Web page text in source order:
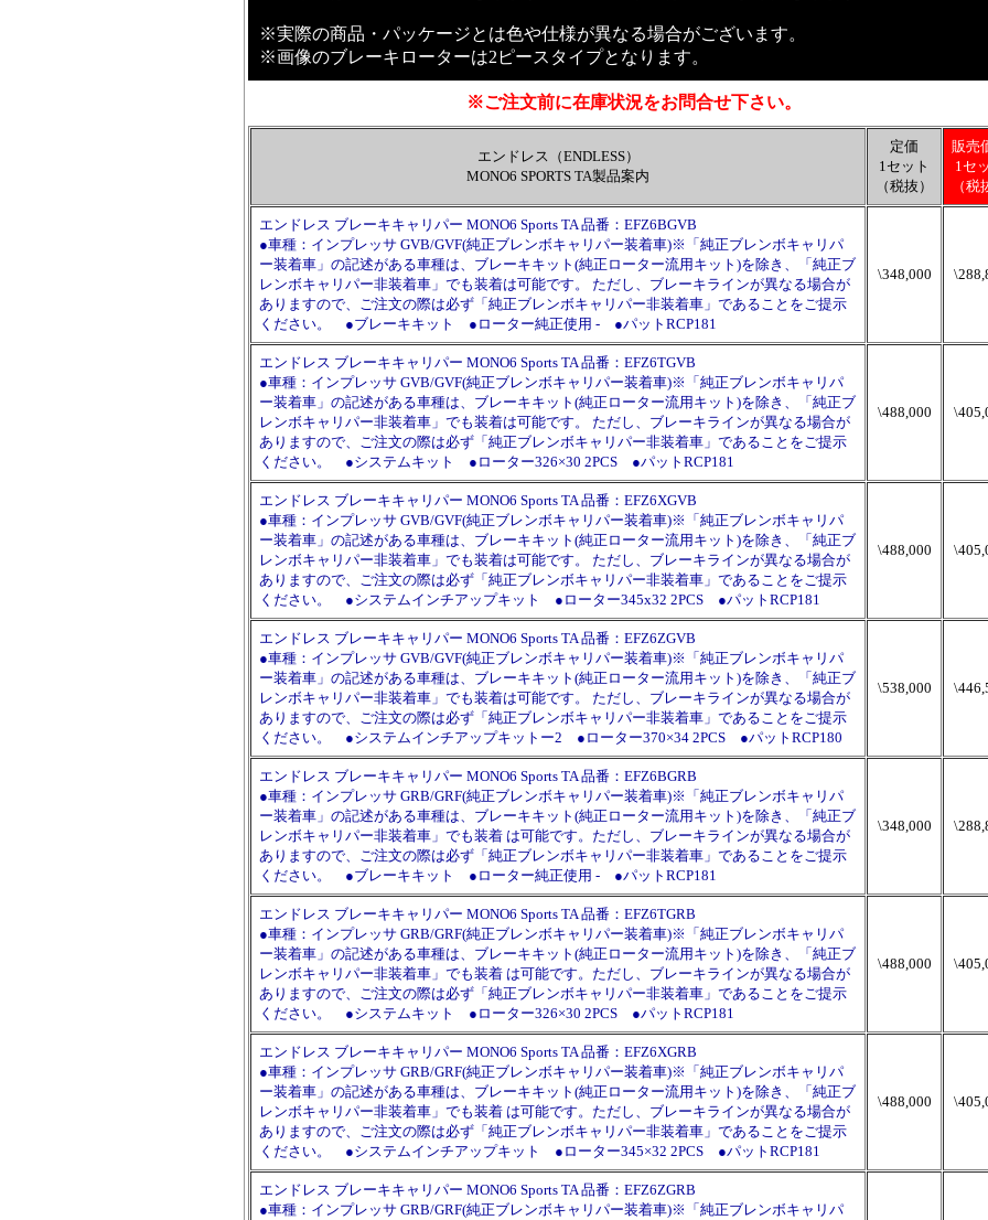
※実際の商品・パッケージとは色や仕様が異なる場合がございます。
※画像のブレーキローターは2ピースタイプとなります。
※ご注文前に在庫状況をお問合せ下さい。
エンドレス（ENDLESS）
MONO6 SPORTS TA製品案内
定価
1セット
（税抜）
販売
1セ
（税
エンドレス ブレーキキャリパー MONO6 Sports TA 品番：EFZ6BGVB
●車種：インプレッサ GVB/GVF(純正ブレンボキャリパー装着車)※「純正ブレンボキャリパ
ー装着車」の記述がある車種は、ブレーキキット(純正ローター流用キット)を除き、「純正ブ
レンボキャリパー非装着車」でも装着は可能です。 ただし、ブレーキラインが異なる場合が
ありますので、ご注文の際は必ず「純正ブレンボキャリパー非装着車」であることをご提示
ください。 ●ブレーキキット ●ローター純正使用 - ●パットRCP181
\348,000
エンドレス ブレーキキャリパー MONO6 Sports TA 品番：EFZ6TGVB
●車種：インプレッサ GVB/GVF(純正ブレンボキャリパー装着車)※「純正ブレンボキャリパ
ー装着車」の記述がある車種は、ブレーキキット(純正ローター流用キット)を除き、「純正ブ
レンボキャリパー非装着車」でも装着は可能です。 ただし、ブレーキラインが異なる場合が
ありますので、ご注文の際は必ず「純正ブレンボキャリパー非装着車」であることをご提示
ください。 ●システムキット ●ローター326×30 2PCS ●パットRCP181
\488,000
エンドレス ブレーキキャリパー MONO6 Sports TA 品番：EFZ6XGVB
●車種：インプレッサ GVB/GVF(純正ブレンボキャリパー装着車)※「純正ブレンボキャリパ
ー装着車」の記述がある車種は、ブレーキキット(純正ローター流用キット)を除き、「純正ブ
レンボキャリパー非装着車」でも装着は可能です。 ただし、ブレーキラインが異なる場合が
ありますので、ご注文の際は必ず「純正ブレンボキャリパー非装着車」であることをご提示
ください。 ●システムインチアップキット ●ローター345x32 2PCS ●パットRCP181
\488,000
エンドレス ブレーキキャリパー MONO6 Sports TA 品番：EFZ6ZGVB
●車種：インプレッサ GVB/GVF(純正ブレンボキャリパー装着車)※「純正ブレンボキャリパ
ー装着車」の記述がある車種は、ブレーキキット(純正ローター流用キット)を除き、「純正ブ
レンボキャリパー非装着車」でも装着は可能です。 ただし、ブレーキラインが異なる場合が
ありますので、ご注文の際は必ず「純正ブレンボキャリパー非装着車」であることをご提示
ください。 ●システムインチアップキットー2 ●ローター370×34 2PCS ●パットRCP180
\538,000
エンドレス ブレーキキャリパー MONO6 Sports TA 品番：EFZ6BGRB
●車種：インプレッサ GRB/GRF(純正ブレンボキャリパー装着車)※「純正ブレンボキャリパ
ー装着車」の記述がある車種は、ブレーキキット(純正ローター流用キット)を除き、「純正ブ
レンボキャリパー非装着車」でも装着 は可能です。ただし、ブレーキラインが異なる場合が
ありますので、ご注文の際は必ず「純正ブレンボキャリパー非装着車」であることをご提示
ください。 ●ブレーキキット ●ローター純正使用 - ●パットRCP181
\348,000
エンドレス ブレーキキャリパー MONO6 Sports TA 品番：EFZ6TGRB
●車種：インプレッサ GRB/GRF(純正ブレンボキャリパー装着車)※「純正ブレンボキャリパ
ー装着車」の記述がある車種は、ブレーキキット(純正ローター流用キット)を除き、「純正ブ
レンボキャリパー非装着車」でも装着 は可能です。ただし、ブレーキラインが異なる場合が
ありますので、ご注文の際は必ず「純正ブレンボキャリパー非装着車」であることをご提示
ください。 ●システムキット ●ローター326×30 2PCS ●パットRCP181
\488,000
エンドレス ブレーキキャリパー MONO6 Sports TA 品番：EFZ6XGRB
●車種：インプレッサ GRB/GRF(純正ブレンボキャリパー装着車)※「純正ブレンボキャリパ
ー装着車」の記述がある車種は、ブレーキキット(純正ローター流用キット)を除き、「純正ブ
レンボキャリパー非装着車」でも装着 は可能です。ただし、ブレーキラインが異なる場合が
ありますので、ご注文の際は必ず「純正ブレンボキャリパー非装着車」であることをご提示
ください。 ●システムインチアップキット ●ローター345×32 2PCS ●パットRCP181
\488,000
エンドレス ブレーキキャリパー MONO6 Sports TA 品番：EFZ6ZGRB
●車種：インプレッサ GRB/GRF(純正ブレンボキャリパー装着車)※「純正ブレンボキャリパ